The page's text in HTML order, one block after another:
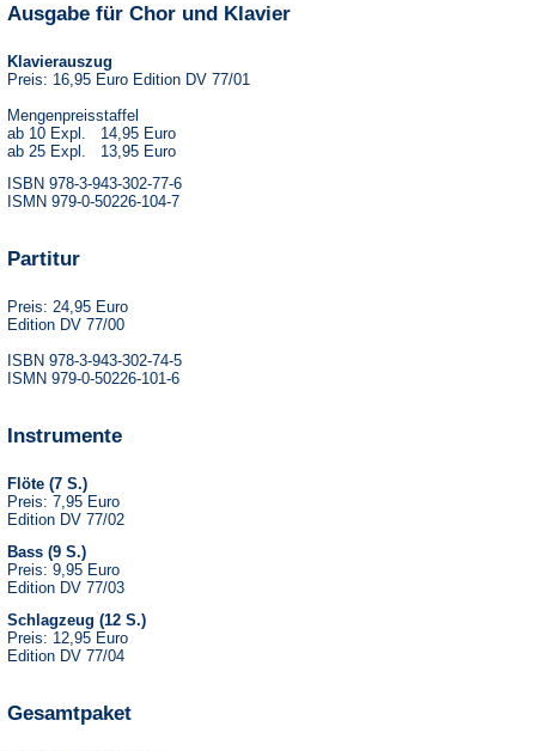
Ausgabe für Chor und Klavier
Klavierauszug
Preis: 16,95 Euro Edition DV 77/01
Mengenpreisstaffel
ab 10 Expl. 14,95 Euro
ab 25 Expl. 13,95 Euro
ISBN 978-3-943-302-77-6
ISMN 979-0-50226-104-7
Partitur
Preis: 24,95 Euro
Edition DV 77/00
ISBN 978-3-943-302-74-5
ISMN 979-0-50226-101-6
Instrumente
Flöte (7 S.)
Preis: 7,95 Euro
Edition DV 77/02
Bass (9 S.)
Preis: 9,95 Euro
Edition DV 77/03
Schlagzeug (12 S.)
Preis: 12,95 Euro
Edition DV 77/04
Gesamtpaket